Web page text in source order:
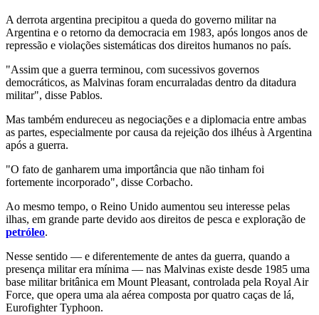
A derrota argentina precipitou a queda do governo militar na
Argentina e o retorno da democracia em 1983, após longos anos de
repressão e violações sistemáticas dos direitos humanos no país.
"Assim que a guerra terminou, com sucessivos governos
democráticos, as Malvinas foram encurraladas dentro da ditadura
militar", disse Pablos.
Mas também endureceu as negociações e a diplomacia entre ambas
as partes, especialmente por causa da rejeição dos ilhéus à Argentina
após a guerra.
"O fato de ganharem uma importância que não tinham foi
fortemente incorporado", disse Corbacho.
Ao mesmo tempo, o Reino Unido aumentou seu interesse pelas
ilhas, em grande parte devido aos direitos de pesca e exploração de
petróleo.
Nesse sentido — e diferentemente de antes da guerra, quando a
presença militar era mínima — nas Malvinas existe desde 1985 uma
base militar britânica em Mount Pleasant, controlada pela Royal Air
Force, que opera uma ala aérea composta por quatro caças de lá,
Eurofighter Typhoon.